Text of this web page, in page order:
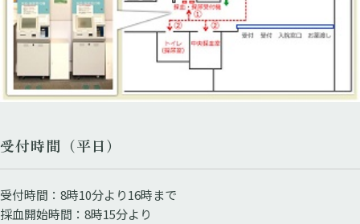
受付時間（平日）
受付時間：8時10分より16時まで
採血開始時間：8時15分より